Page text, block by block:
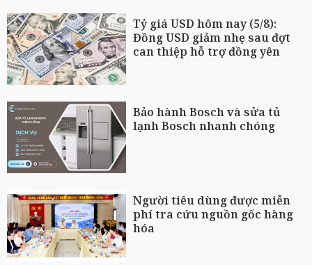
Tỷ giá USD hôm nay (5/8):
Đồng USD giảm nhẹ sau đợt
can thiệp hỗ trợ đồng yên
Bảo hành Bosch và sửa tủ
lạnh Bosch nhanh chóng
Người tiêu dùng được miễn
phí tra cứu nguồn gốc hàng
hóa